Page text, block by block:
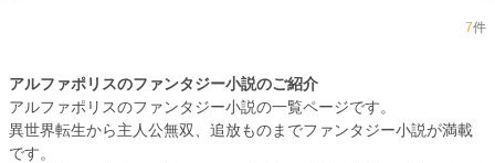
7件
アルファポリスのファンタジー小説のご紹介
アルファポリスのファンタジー小説の一覧ページです。
異世界転生から主人公無双、追放ものまでファンタジー小説が満載
です。